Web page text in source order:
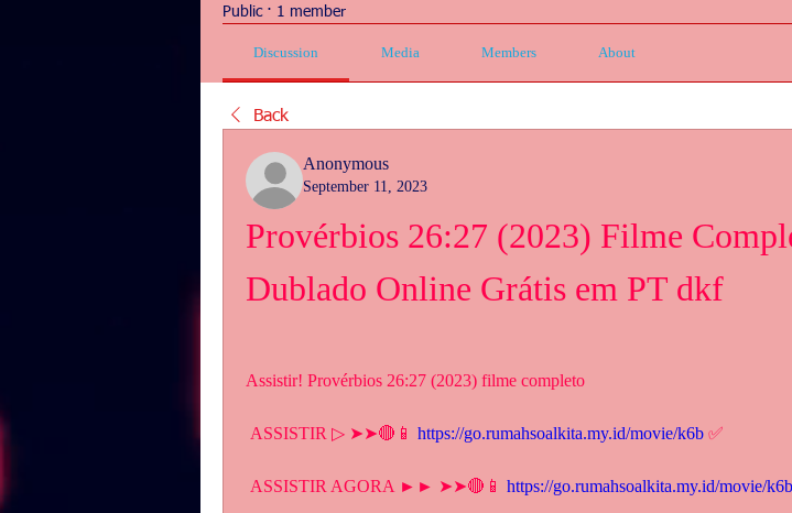
Public · 1 member
Discussion Media Members About
Back
Anonymous
September 11, 2023
Provérbios 26:27 (2023) Filme
Dublado Online Grátis em PT dkf
Assistir! Provérbios 26:27 (2023) filme completo
ASSISTIR ▷ ➤➤🔴📱 https://go.rumahsoalkita.my.id/movie/k6b ✅
ASSISTIR AGORA ►► ➤➤🔴📱 https://go.rumahsoalkita.my.id/movie/k6b